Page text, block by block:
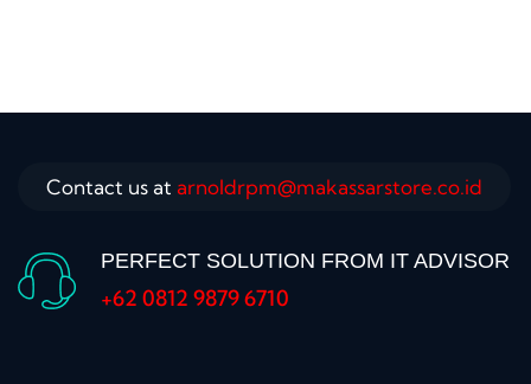
Contact us at arnoldrpm@makassarstore.co.id
PERFECT SOLUTION FROM IT ADVISOR
+62 0812 9879 6710